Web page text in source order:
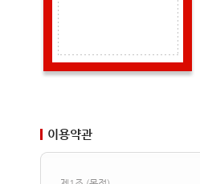
이용약관